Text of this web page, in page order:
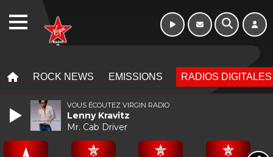
ROCK NEWS EMISSIONS RADIOS DIGITALES
VOUS ÉCOUTEZ VIRGIN RADIO
Lenny Kravitz
Mr. Cab Driver
WEBRADIO Morning - 6h à 10h